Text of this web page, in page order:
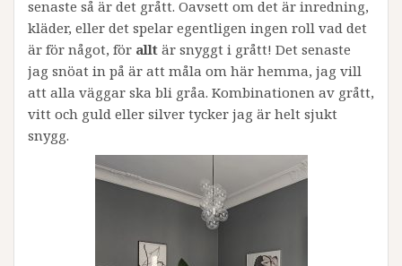
senaste så är det grått. Oavsett om det är inredning,
kläder, eller det spelar egentligen ingen roll vad det
är för något, för allt är snyggt i grått! Det senaste
jag snöat in på är att måla om här hemma, jag vill
att alla väggar ska bli gråa. Kombinationen av grått,
vitt och guld eller silver tycker jag är helt sjukt
snygg.